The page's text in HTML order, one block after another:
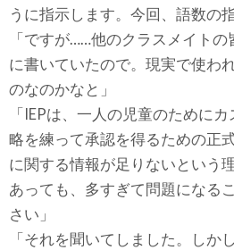
うに指示します。今回、語数の
「ですが……他のクラスメイト
に書いていたので。現実で使わ
のなのかなと」
「IEPは、一人の児童のために
略を練って承認を得るための正
に関する情報が足りないという
あっても、多すぎて問題になる
さい」
「それを聞いてしました。しか